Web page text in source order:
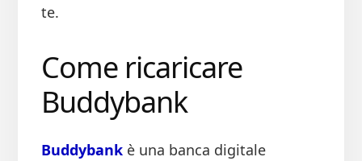
te.
Come ricaricare
Buddybank
Buddybankè una banca digitale